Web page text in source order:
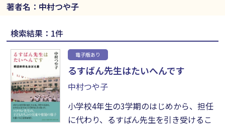
著者名：中村つや子
検索結果：1件
電子版あり
るすばん先生はたいへんです
中村つや子
小学校4年生の3学期のはじめから、担任
に代わり、るすばん先生を引き受けるこ